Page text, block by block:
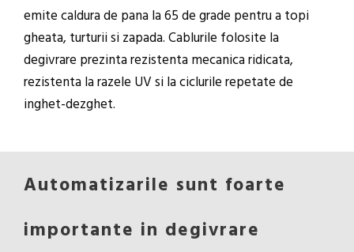
emite caldura de pana la 65 de grade pentru a topi
gheata, turturii si zapada. Cablurile folosite la
degivrare prezinta rezistenta mecanica ridicata,
rezistenta la razele UV si la ciclurile repetate de
inghet-dezghet.
Automatizarile sunt foarte
importante in degivrare